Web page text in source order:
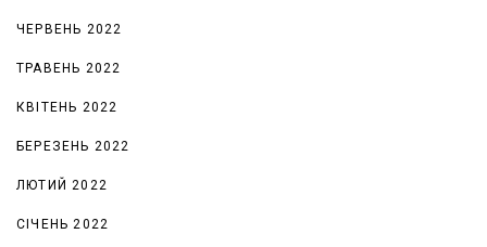
ЧЕРВЕНЬ 2022
ТРАВЕНЬ 2022
КВІТЕНЬ 2022
БЕРЕЗЕНЬ 2022
ЛЮТИЙ 2022
СІЧЕНЬ 2022